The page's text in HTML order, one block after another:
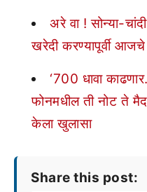
अरे वा ! सोन्या-
खरेदी करण्यापूर्वी
‘700 धावा
फोनमधील ती नोट ते
केला खुलासा
Share this post: